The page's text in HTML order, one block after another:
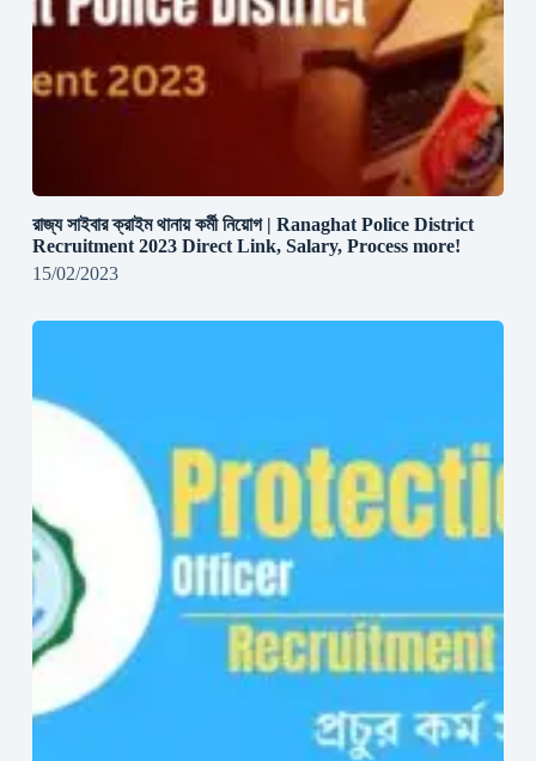
রাজ্য সাইবার ক্রাইম থানায় কর্মী নিয়োগ | Ranaghat Police District
Recruitment 2023 Direct Link, Salary, Process more!
15/02/2023